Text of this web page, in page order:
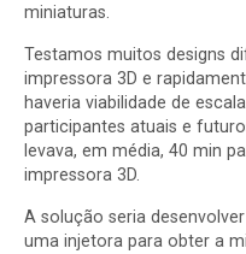
miniaturas.
Testamos muitos designs
impressora 3D e
haveria viabilidade de
participantes atuais e
levava, em média, 40 min
impressora 3D.
A solução seria
uma injetora para obter a